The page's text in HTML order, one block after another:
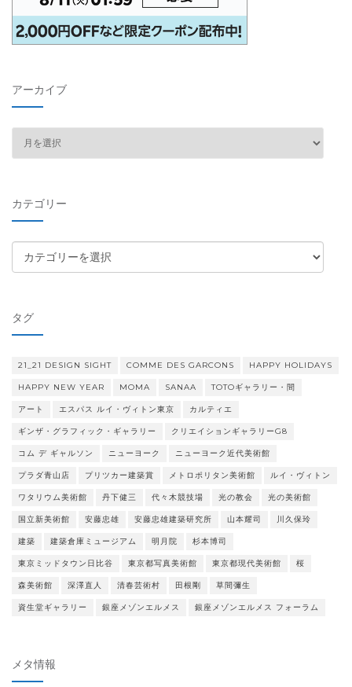
アーカイブ
ブ
カテゴリー
テ
ー
タグ
21_21 DESIGN SIGHT COMME DES GARCONS HAPPY HOLIDAYS
HAPPY NEW YEAR MOMA SANAA TOTOギャラリー・間
アート エスパス ルイ・ヴィトン東京 カルティエ
ギンザ・グラフィック・ギャラリー クリエイションギャラリーG8
コム デ ギャルソン ニューヨーク ニューヨーク近代美術館
プラダ青山店 プリツカー建築賞 メトロポリタン美術館 ルイ・ヴィトン
ワタリウム美術館 丹下健三 代々木競技場 光の教会 光の美術館
国立新美術館 安藤忠雄 安藤忠雄建築研究所 山本耀司 川久保玲
建築 建築倉庫ミュージアム 明月院 杉本博司
東京ミッドタウン日比谷 東京都写真美術館 東京都現代美術館 桜
森美術館 深澤直人 清春芸術村 田根剛 草間彌生
資生堂ギャラリー 銀座メゾンエルメス 銀座メゾンエルメス フォーラム
メタ情報